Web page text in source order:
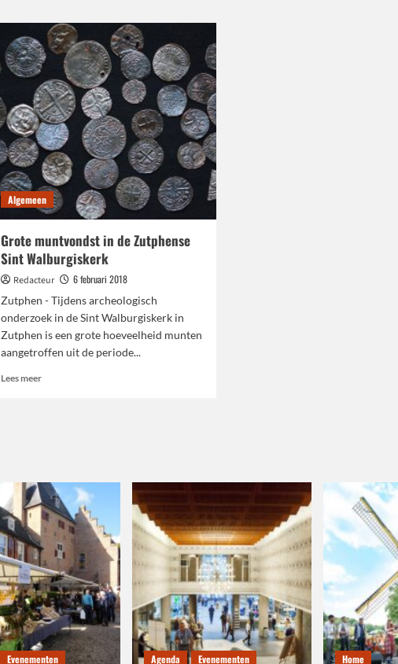
Feestelijke
optocht
225
jaar
Gele
Rijders
Algemeen
Grote muntvondst in de Zutphense
Sint Walburgiskerk
Redacteur
6 februari 2018
Zutphen - Tijdens archeologisch
onderzoek in de Sint Walburgiskerk in
Zutphen is een grote hoeveelheid munten
aangetroffen uit de periode...
Lees meerLees
Zutphense
Sint
Walburgiskerk
Evenementen Agenda Evenementen Home